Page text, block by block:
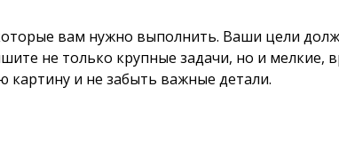
которые вам нужно выполнить. Ваши цели
не только крупные задачи, но и мелкие,
картину и не забыть важные детали.